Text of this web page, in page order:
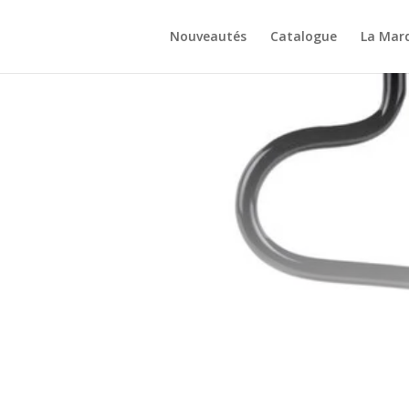
Nouveautés Catalogue La